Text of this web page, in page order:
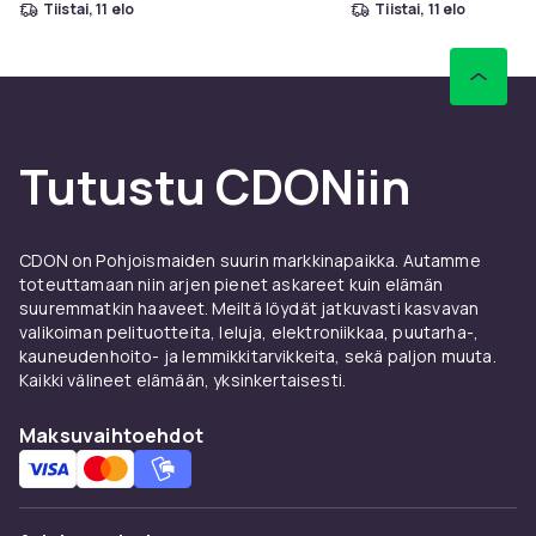
Rosamund Pike
Richard Schiff
Emma Thompson
Edward Fox
Charles Dance
MUUTA:
Mediatyyppi: 3 Blu-ray
Ohjaus: Peter Howitt, Oliver Parker, David Kerr
Kuva: 2.40:1, 2.39:1, 1.85:1, 1080p
Kieli: Englanti
tiistai, 11 elo tiistai, 11 elo
Tutustu CDONiin
CDON on Pohjoismaiden suurin markkinapaikka. Autamme
toteuttamaan niin arjen pienet askareet kuin elämän
suuremmatkin haaveet. Meiltä löydät jatkuvasti kasvavan
valikoiman pelituotteita, leluja, elektroniikkaa, puutarha-,
kauneudenhoito- ja lemmikkitarvikkeita, sekä paljon muuta.
Kaikki välineet elämään, yksinkertaisesti.
Maksuvaihtoehdot